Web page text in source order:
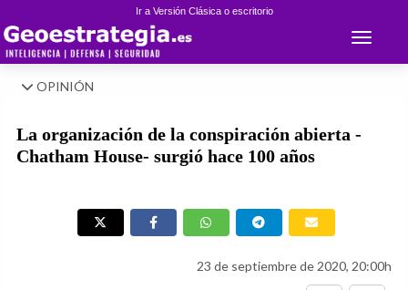
Ir a Versión Clásica o escritorio
Toggle
OPINIÓN
La organización de la conspiración abierta -
Chatham House- surgió hace 100 años
23 de septiembre de 2020, 20:00h